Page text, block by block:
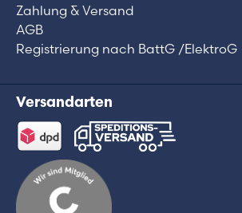
Zahlung & Versand
AGB
Registrierung nach BattG /ElektroG
Versandarten